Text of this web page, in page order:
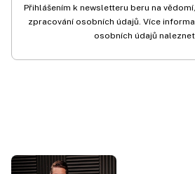
Přihlášením k newsletteru beru na
zpracování osobních údajů. Více
osobních údajů